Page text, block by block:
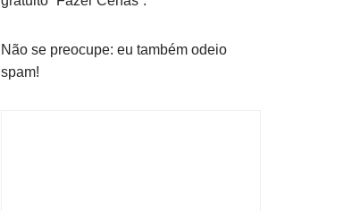
Não se preocupe: eu também odeio
spam!